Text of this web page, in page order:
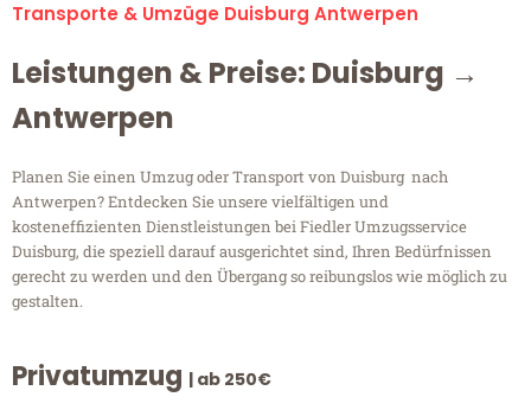
Transporte & Umzüge Duisburg Antwerpen
Leistungen & Preise: Duisburg →
Antwerpen
Planen Sie einen Umzug oder Transport von Duisburg nach
Antwerpen? Entdecken Sie unsere vielfältigen und
kosteneffizienten Dienstleistungen bei Fiedler Umzugsservice
Duisburg, die speziell darauf ausgerichtet sind, Ihren Bedürfnissen
gerecht zu werden und den Übergang so reibungslos wie möglich zu
gestalten.
Privatumzug | ab 250€